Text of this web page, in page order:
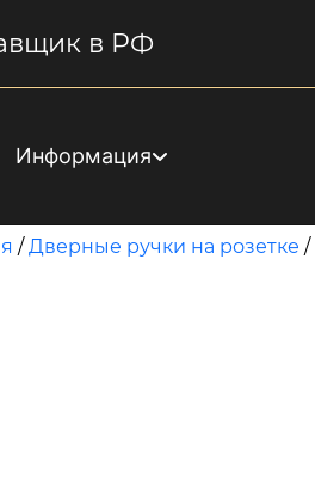
в РФ
Информация
/Дверные ручки на розетке /